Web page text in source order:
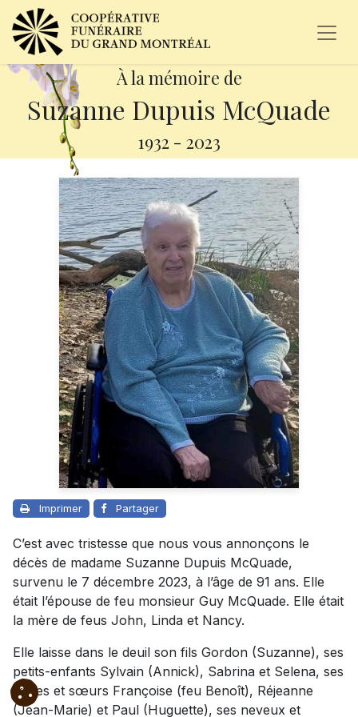
À la mémoire de
Suzanne Dupuis McQuade
1932 - 2023
Imprimer Partager
C’est avec tristesse que nous vous annonçons le
décès de madame Suzanne Dupuis McQuade,
survenu le 7 décembre 2023, à l’âge de 91 ans. Elle
était l’épouse de feu monsieur Guy McQuade. Elle était
la mère de feus John, Linda et Nancy.
Elle laisse dans le deuil son fils Gordon (Suzanne), ses
petits-enfants Sylvain (Annick), Sabrina et Selena, ses
frères et sœurs Françoise (feu Benoît), Réjeanne
(Jean-Marie) et Paul (Huguette), ses neveux et